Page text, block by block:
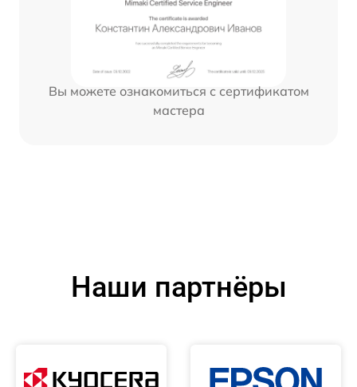
Вы можете ознакомиться с сертификатом
мастера
Наши партнёры